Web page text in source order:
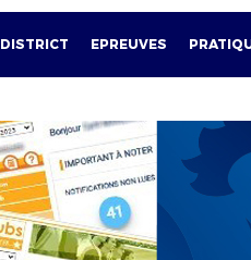
DISTRICT EPREUVES